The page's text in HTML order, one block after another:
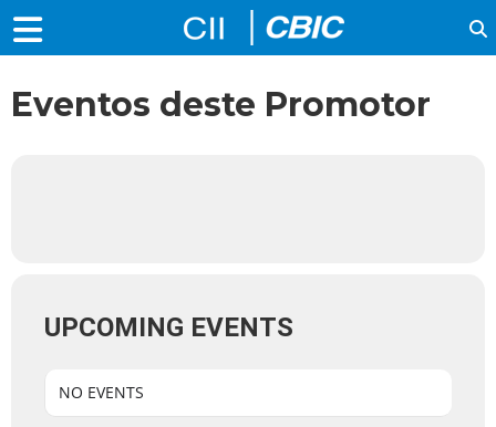
Eventos deste Promotor
UPCOMING EVENTS
NO EVENTS